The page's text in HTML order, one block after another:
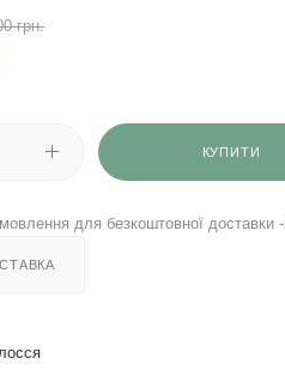
грн.
КУПИТИ
для безкоштовної доставки -